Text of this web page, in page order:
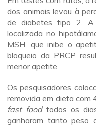
dos animais levou à
de diabetes tipo 2. A
localizada no
MSH, que inibe o
bloqueio da PRCP
menor apetite.
Os pesquisadores
removida em dieta com
fast foodtodos os
ganharam tanto peso